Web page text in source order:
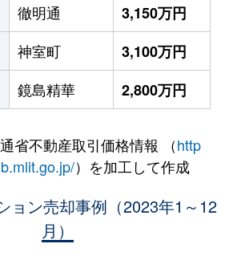
徹明通
3,150万円
神室町
3,100万円
鏡島精華 2,800万円
省不動産取引価格情報 （http
）を加工して作成
ョン売却事例（2023年1～12
月）